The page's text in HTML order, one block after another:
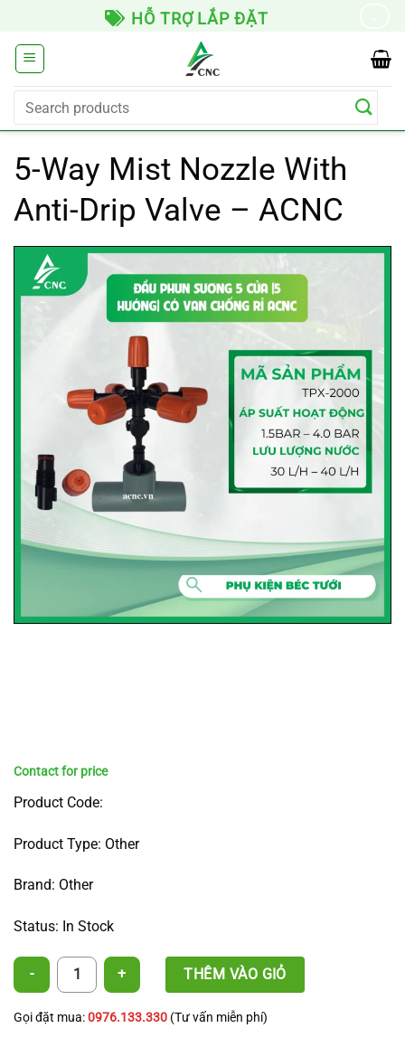
content
HỖ TRỢ LẮP ĐẶT
Search
5-Way Mist Nozzle With
Anti-Drip Valve – ACNC
Product Code:
Product Type: Other
Brand: Other
Status: In Stock
5-Way Mist Nozzle with Anti-Drip Valve - ACNC quantity
THÊM VÀO GIỎ
Gọi đặt mua:0976.133.330 (Tư vấn miễn phí)